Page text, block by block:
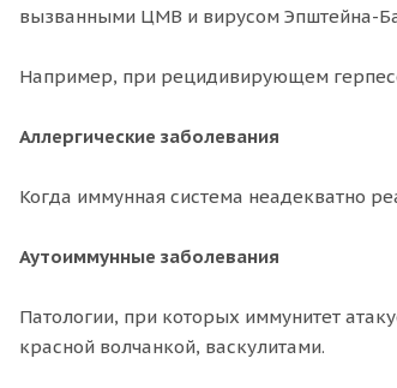
вызванными ЦМВ и вирусом Эпштейна-
Например, при рецидивирующем
Аллергические заболевания
Когда иммунная система неадекватно
Аутоиммунные заболевания
Патологии, при которых иммунитет
красной волчанкой, васкулитами.